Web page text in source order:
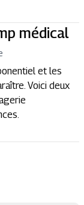
médical
et les
Voici deux